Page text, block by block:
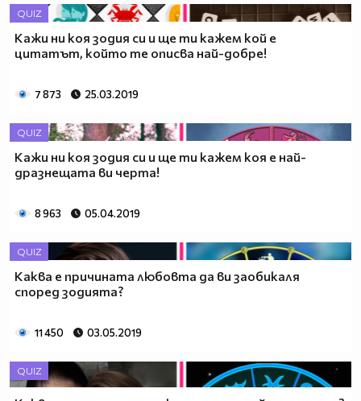
QUIZ
Кажи ни коя зодия си и ще ти кажем кой е
цитатът, който те описва най-добре!
7 873 25.03.2019
QUIZ
Кажи ни коя зодия си и ще ти кажем коя е най-
дразнещата ви черта!
8 963 05.04.2019
QUIZ
Каква е причината любовта да ви заобикаля
според зодията?
11 450 03.05.2019
QUIZ